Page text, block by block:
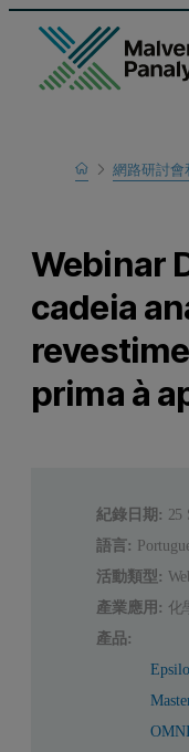
Home
瞭解更多
網路研討會
Webinar
cadeia
prima à
紀錄日期: 25
語言:
活動類型:
產業應用: 化
產品: